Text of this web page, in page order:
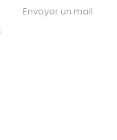
Envoyer un mail